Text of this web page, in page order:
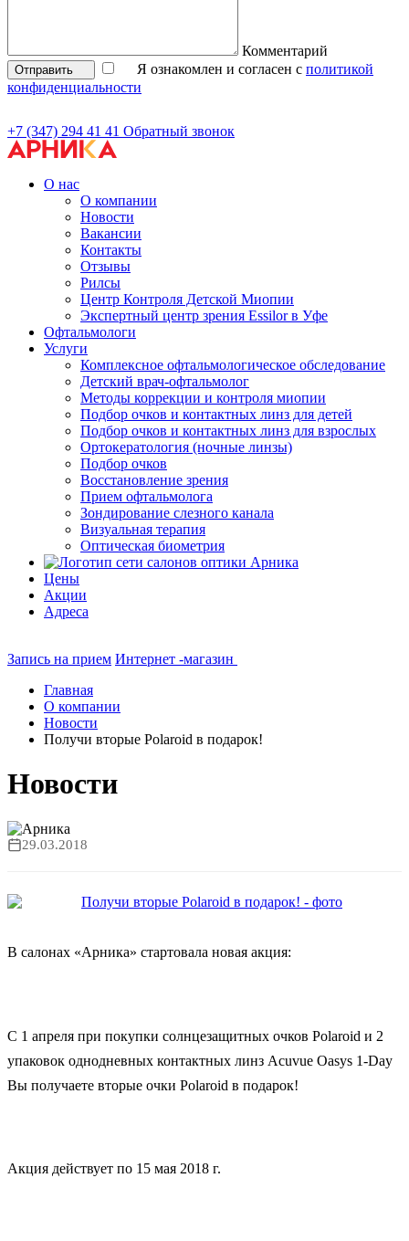
Комментарий
Отправить Я ознакомлен и согласен с политикой
конфиденциальности
+7 (347) 294 41 41 Обратный звонок
О нас
О компании
Новости
Вакансии
Контакты
Отзывы
Рилсы
Центр Контроля Детской Миопии
Экспертный центр зрения Essilor в Уфе
Офтальмологи
Услуги
Комплексное офтальмологическое обследование
Детский врач-офтальмолог
Методы коррекции и контроля миопии
Подбор очков и контактных линз для детей
Подбор очков и контактных линз для взрослых
Ортокератология (ночные линзы)
Подбор очков
Восстановление зрения
Прием офтальмолога
Зондирование слезного канала
Визуальная терапия
Оптическая биометрия
Цены
Акции
Адреса
Запись на прием Интернет -магазин
Главная
О компании
Новости
Получи вторые Polaroid в подарок!
Новости
29.03.2018
В салонах «Арника» стартовала новая акция:
С 1 апреля при покупки солнцезащитных очков Polaroid и 2
упаковок однодневных контактных линз Acuvue Oasys 1-Day
Вы получаете вторые очки Polaroid в подарок!
Акция действует по 15 мая 2018 г.